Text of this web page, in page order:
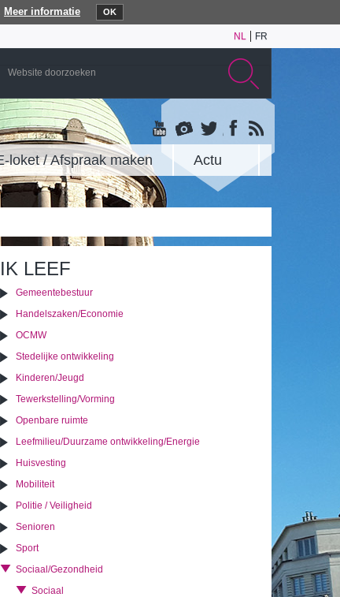
Meer informatie OK
NL FR
loket / Afspraak maken Actu
IK LEEF
Gemeentebestuur
Handelszaken/Economie
OCMW
Stedelijke ontwikkeling
Kinderen/Jeugd
Tewerkstelling/Vorming
Openbare ruimte
Leefmilieu/Duurzame ontwikkeling/Energie
Huisvesting
Mobiliteit
Politie / Veiligheid
Senioren
Sport
Sociaal/Gezondheid
Sociaal